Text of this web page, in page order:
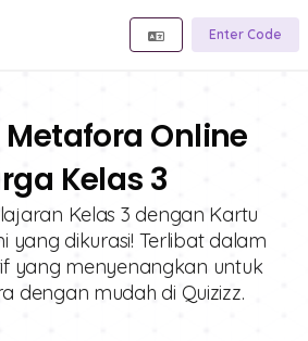
Enter Code
Online
Kelas 3
Kelas 3 dengan Kartu
yang dikurasi! Terlibat dalam
yang menyenangkan untuk
dengan mudah di Quizizz.